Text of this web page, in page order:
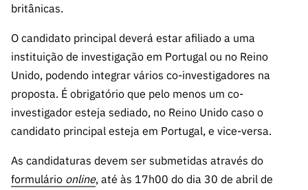
“Ciência +
Digital” e
“Ciência +
Capacitaç
ão”
britânicas.
O candidato principal deverá estar afiliado a uma
instituição de investigação em Portugal ou no Reino
Unido, podendo integrar vários co-investigadores na
proposta. É obrigatório que pelo menos um co-
investigador esteja sediado, no Reino Unido caso o
candidato principal esteja em Portugal, e vice-versa.
As candidaturas devem ser submetidas através do
formulário online, até às 17h00 do dia 30 de abril de